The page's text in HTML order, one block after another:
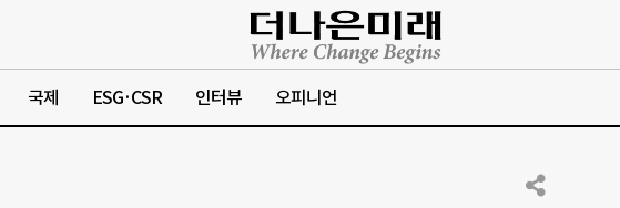
국제 ESG·CSR 인터뷰 오피니언